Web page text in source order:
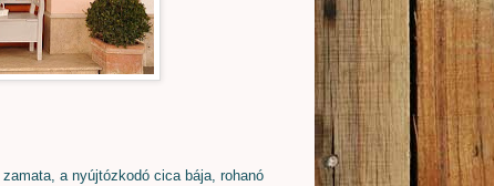
a nyújtózkodó cica bája, rohanó